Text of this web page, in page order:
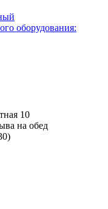
оборудования:
10
на обед